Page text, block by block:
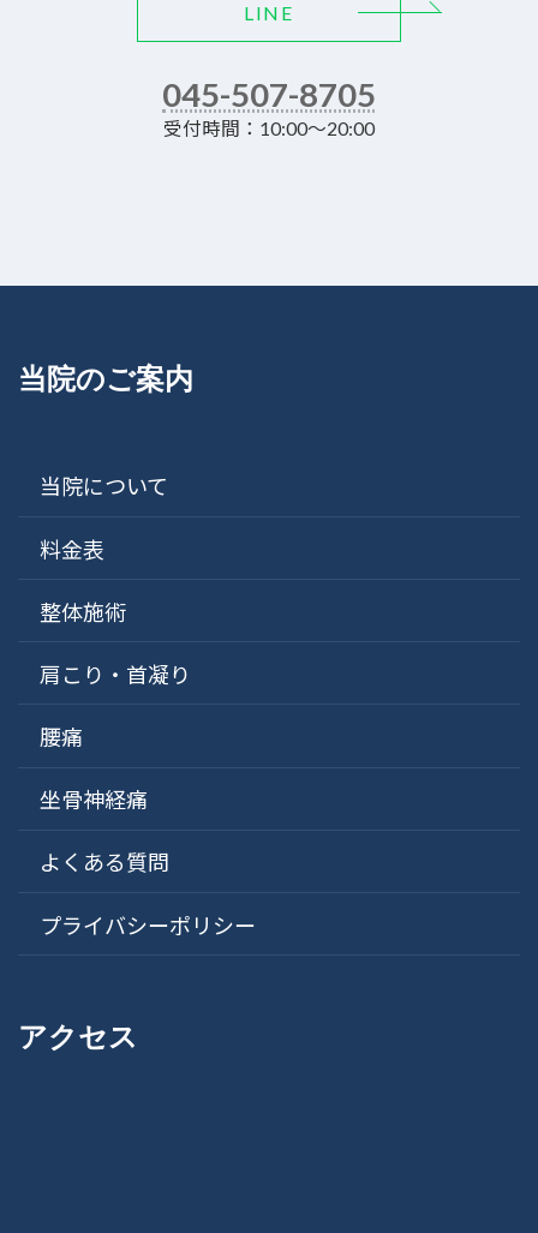
LINE
045-507-8705
受付時間：10:00～20:00
当院のご案内
当院について
料金表
整体施術
肩こり・首凝り
腰痛
坐骨神経痛
よくある質問
プライバシーポリシー
アクセス